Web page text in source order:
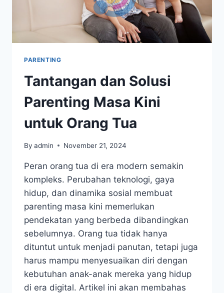
PARENTING
Tantangan dan Solusi
Parenting Masa Kini
untuk Orang Tua
By admin November 21, 2024
Peran orang tua di era modern semakin
kompleks. Perubahan teknologi, gaya
hidup, dan dinamika sosial membuat
parenting masa kini memerlukan
pendekatan yang berbeda dibandingkan
sebelumnya. Orang tua tidak hanya
dituntut untuk menjadi panutan, tetapi juga
harus mampu menyesuaikan diri dengan
kebutuhan anak-anak mereka yang hidup
di era digital. Artikel ini akan membahas